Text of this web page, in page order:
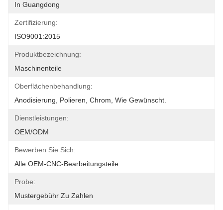
In Guangdong
Zertifizierung:
ISO9001:2015
Produktbezeichnung:
Maschinenteile
Oberflächenbehandlung:
Anodisierung, Polieren, Chrom, Wie Gewünscht.
Dienstleistungen:
OEM/ODM
Bewerben Sie Sich:
Alle OEM-CNC-Bearbeitungsteile
Probe:
Mustergebühr Zu Zahlen